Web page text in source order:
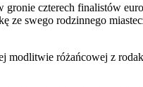
gronie czterech finalistów
ze swego rodzinnego
modlitwie różańcowej z